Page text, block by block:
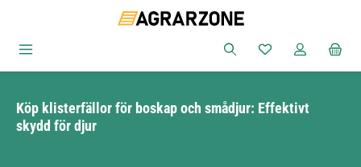
Du har 0 objekt i
Köp klisterfällor för boskap och smådjur: Effektivt
skydd för djur